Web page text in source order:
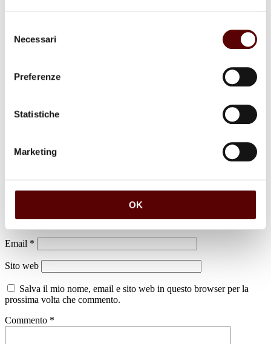
delNecessari
Preferenze
Statistiche
Marketing
OK
Il tuo indirizzo email non sarà pubblicato. I campi obbligatori sono
Nome*
Email *
Sito web
Salva il mio nome, email e sito web in questo browser per la
prossima volta che commento.
Commento *